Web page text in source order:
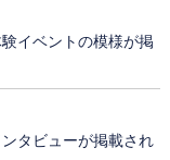
イベントの模様が掲
タビューが掲載され